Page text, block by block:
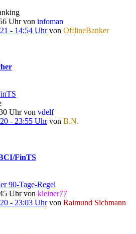
Uhr von infoman
- 14:54 Uhrvon OfflineBanker
Uhr von vdelf
- 23:55 Uhrvon B.N.
FinTS
90-Tage-Regel
Uhr von kleiner77
- 23:03 Uhrvon Raimund Sichmann